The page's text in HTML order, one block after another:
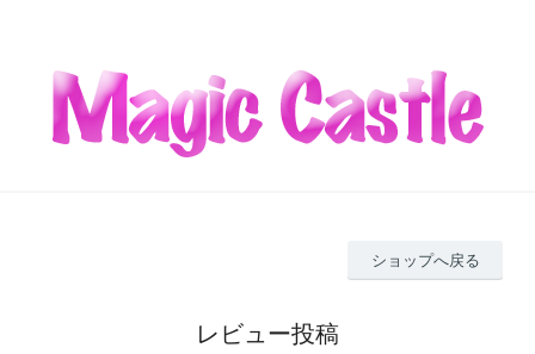
ショップへ戻る
レビュー投稿